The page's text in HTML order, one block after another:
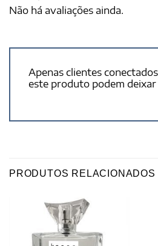
Não há avaliações ainda.
Apenas clientes
este produto podem deixar
PRODUTOS RELACIONADOS